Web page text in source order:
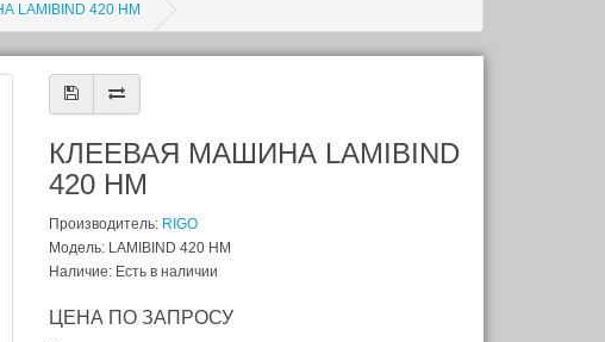
420 HM
КЛЕЕВАЯ МАШИНА LAMIBIND
420 HM
Производитель: RIGO
Модель: LAMIBIND 420 HM
Наличие: Есть в наличии
ЦЕНА ПО ЗАПРОСУ